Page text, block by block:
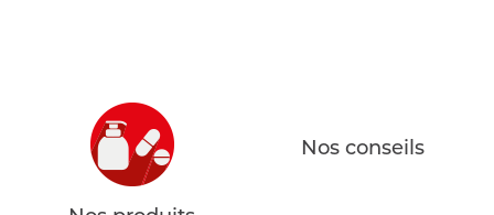
Nos conseils